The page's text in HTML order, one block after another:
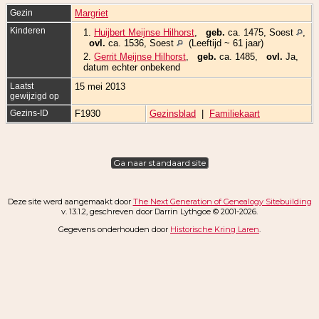
Gezin Margriet
Kinderen 1. Huijbert Meijnse Hilhorst geb. ca. 1475, Soest
ovl. ca. 1536, Soest
(Leeftijd ~ 61 jaar)
2. Gerrit Meijnse Hilhorst geb. ca. 1485, ovl. Ja,
datum echter onbekend
Laatst
gewijzigd op
15 mei 2013
Gezins-ID F1930 Gezinsblad Familiekaart
Ga naar standaard site
Deze site werd aangemaakt door The Next Generation of Genealogy Sitebuilding
v. 13.1.2, geschreven door Darrin Lythgoe © 2001-2026.
Gegevens onderhouden door Historische Kring Laren.